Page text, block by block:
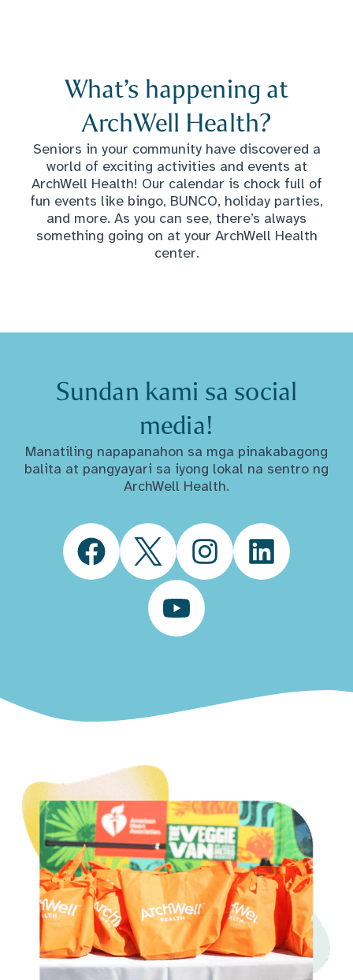
What’s happening at
ArchWell Health?
Seniors in your community have discovered a
world of exciting activities and events at
ArchWell Health! Our calendar is chock full of
fun events like bingo, BUNCO, holiday parties,
and more. As you can see, there’s always
something going on at your ArchWell Health
center.
Sundan kami sa social
media!
Manatiling napapanahon sa mga pinakabagong
balita at pangyayari sa iyong lokal na sentro ng
ArchWell Health.
FacebookTwitter InstagramLinkedIn
YouTube